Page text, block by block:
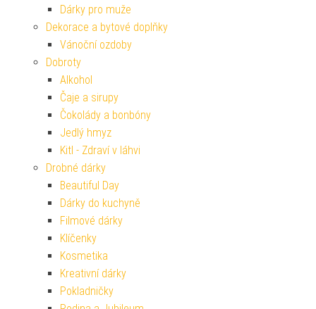
Dárky pro muže
Dekorace a bytové doplňky
Vánoční ozdoby
Dobroty
Alkohol
Čaje a sirupy
Čokolády a bonbóny
Jedlý hmyz
Kitl - Zdraví v láhvi
Drobné dárky
Beautiful Day
Dárky do kuchyně
Filmové dárky
Klíčenky
Kosmetika
Kreativní dárky
Pokladničky